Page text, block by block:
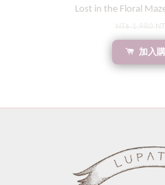
Lost in the Floral
加入